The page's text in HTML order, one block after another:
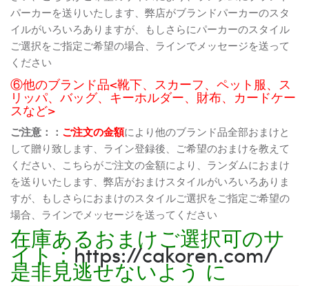
パーカーを送りいたします、弊店がブランドパーカーのスタ
イルがいろいろありますが、もしさらにパーカーのスタイル
ご選択をご指定ご希望の場合、ラインでメッセージを送って
ください
⑥他のブランド品<靴下、スカーフ、ペット服、ス
リッパ、バッグ、キーホルダー、財布、カードケー
スなど>
ご注意：： ご注文の金額により他のブランド品全部おまけと
して贈り致します、ライン登録後、ご希望のおまけを教えて
ください、こちらがご注文の金額により、ランダムにおまけ
を送りいたします、弊店がおまけスタイルがいろいろありま
すが、もしさらにおまけのスタイルご選択をご指定ご希望の
場合、ラインでメッセージを送ってください
在庫あるおまけご選択可のサ
イト：https://cakoren.com/
是非見逃せないよう に